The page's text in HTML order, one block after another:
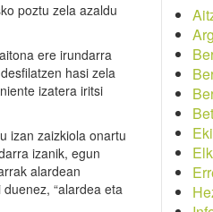
poztu zela azaldu
ere irundarra
hasi zela
izatera iritsi
izan zaizkiola onartu
izanik, egun
alardean
“alardea eta